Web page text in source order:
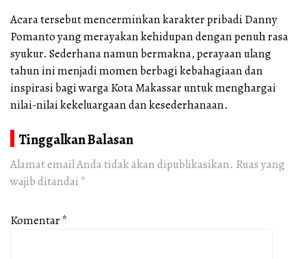
Acara tersebut mencerminkan karakter pribadi Danny
Pomanto yang merayakan kehidupan dengan penuh rasa
syukur. Sederhana namun bermakna, perayaan ulang
tahun ini menjadi momen berbagi kebahagiaan dan
inspirasi bagi warga Kota Makassar untuk menghargai
nilai-nilai kekeluargaan dan kesederhanaan.
Tinggalkan Balasan
Alamat email Anda tidak akan dipublikasikan. Ruas yang
wajib ditandai *
Komentar*